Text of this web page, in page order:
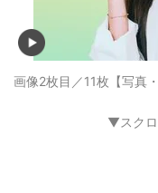
画像2枚目／11枚 【写真
▼スク